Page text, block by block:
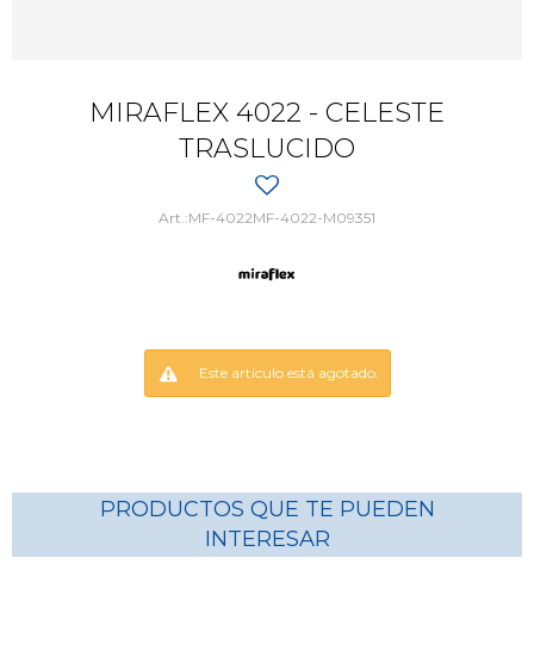
MIRAFLEX 4022 - CELESTE
TRASLUCIDO
MF-4022MF-4022-M09351
Este artículo está agotado.
PRODUCTOS QUE TE PUEDEN
INTERESAR